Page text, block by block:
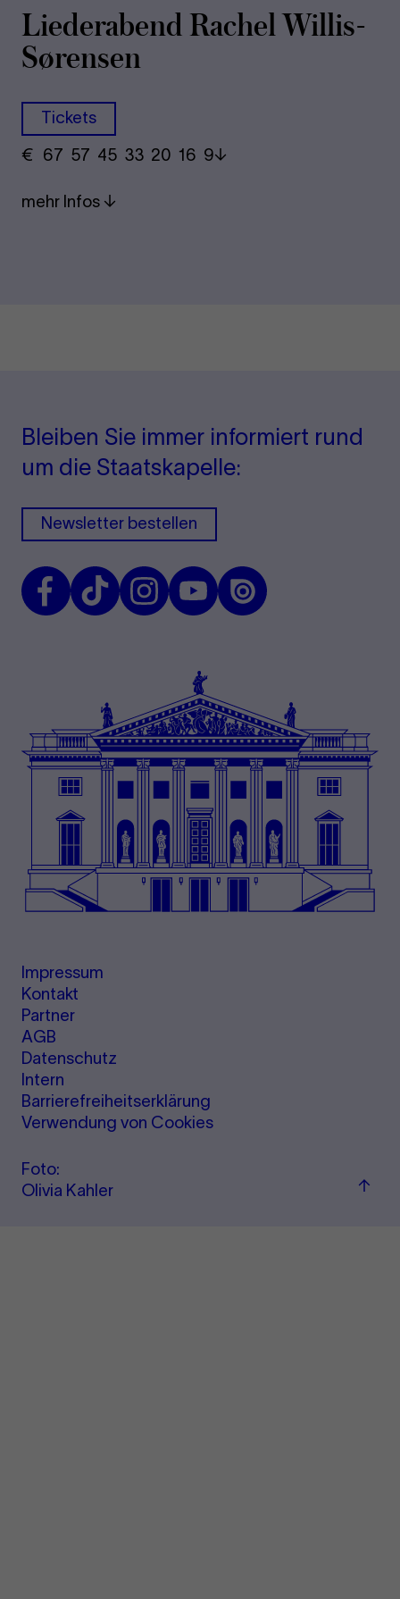
Lie­der­abend Ra­chel Willis-​
Søren­sen
Tickets
€ ​ 67 57 45​ 33 20 16​ 9
mehr Infos
Bleiben Sie immer informiert rund
um die Staatskapelle:
Newsletter bestellen
FacebookTikTok InstagramYoutubeIssuu
Impressum
Kontakt
Partner
AGB
Datenschutz
Intern
Barrierefreiheitserklärung
Verwendung von Cookies
Foto:
Olivia Kahler
Zum